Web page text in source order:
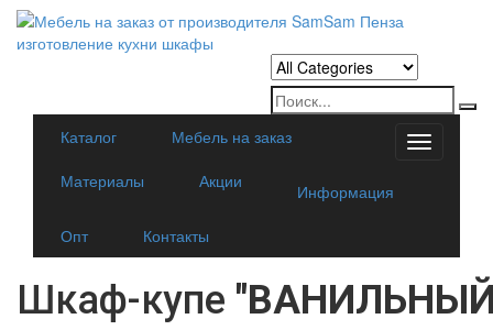
Categories
Каталог
Мебель на заказ
Материалы
Акции
Информация
Опт
Контакты
Шкаф-купе